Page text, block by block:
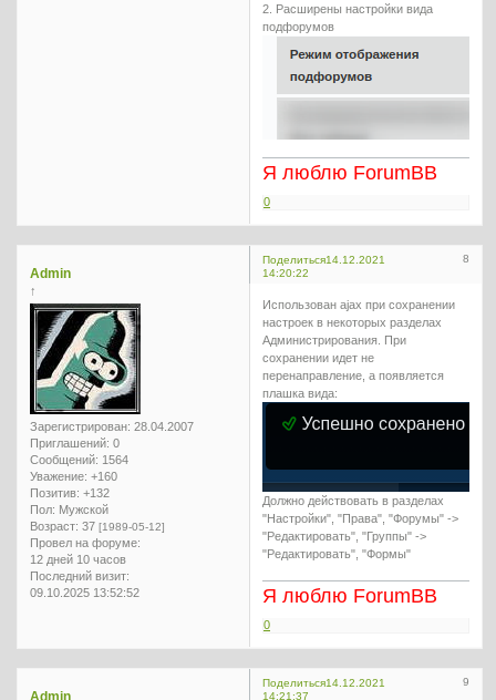
2. Расширены настройки вида
подфорумов
Я люблю ForumBB
0
Поделиться 8
14.12.2021
14:20:22
Admin
↑
Зарегистрирован: 28.04.2007
Приглашений: 0
Сообщений: 1564
Уважение: +160
Позитив: +132
Пол: Мужской
Возраст: 37 [1989-05-12]
Провел на форуме:
12 дней 10 часов
Последний визит:
09.10.2025 13:52:52
Использован ajax при сохранении
настроек в некоторых разделах
Администрирования. При
сохранении идет не
перенаправление, а появляется
плашка вида:
Должно действовать в разделах
"Настройки", "Права", "Форумы" ->
"Редактировать", "Группы" ->
"Редактировать", "Формы"
Я люблю ForumBB
0
Поделиться 9
14.12.2021
14:21:37
Admin